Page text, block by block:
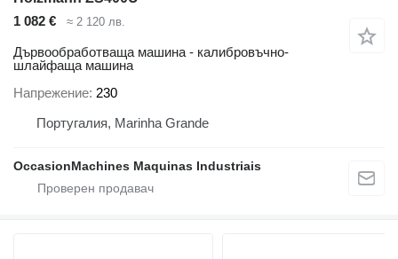
1 082 €
≈ 2 120 лв.
Дървообработваща машина - калибровъчно-
шлайфаща машина
Напрежение 230
Португалия, Marinha Grande
OccasionMachines Maquinas Industriais